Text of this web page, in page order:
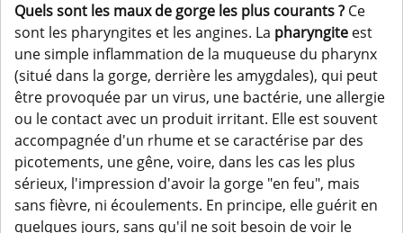
Quels sont les maux de gorge les plus courants ? Ce
sont les pharyngites et les angines. La pharyngite est
une simple inflammation de la muqueuse du pharynx
(situé dans la gorge, derrière les amygdales), qui peut
être provoquée par un virus, une bactérie, une allergie
ou le contact avec un produit irritant. Elle est souvent
accompagnée d'un rhume et se caractérise par des
picotements, une gêne, voire, dans les cas les plus
sérieux, l'impression d'avoir la gorge "en feu", mais
sans fièvre, ni écoulements. En principe, elle guérit en
quelques jours, sans qu'il ne soit besoin de voir le